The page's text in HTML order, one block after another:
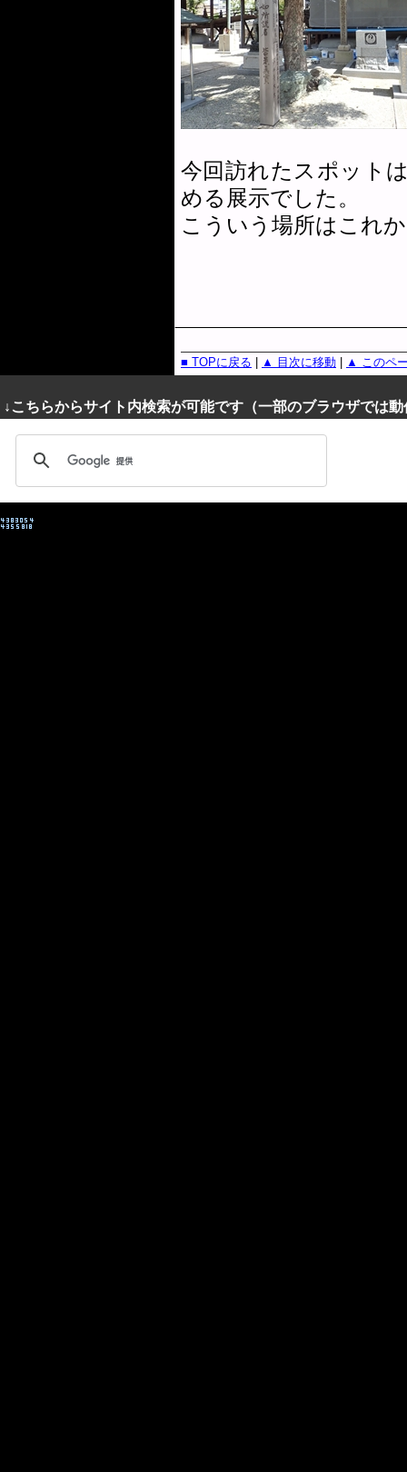
今回訪れたスポット
める展示でした。
こういう場所はこれ
■ TOPに戻る ▲ 目次に移動 ▲ このペ
↓こちらからサイト内検索が可能です（一部のブラウザでは